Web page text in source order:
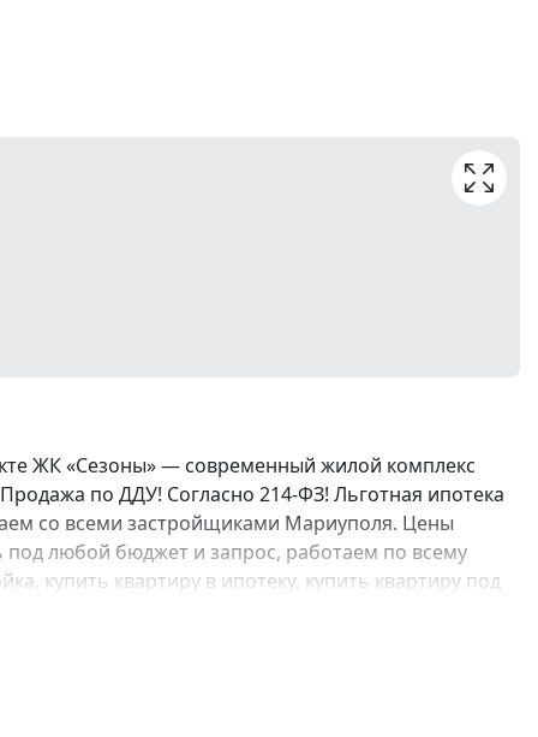
ЖК «Сезоны» — современный жилой комплекс
по ДДУ! Согласно 214-ФЗ! Льготная ипотека
со всеми застройщиками Мариуполя. Цены
любой бюджет и запрос, работаем по всему
купить квартиру в ипотеку, купить квартиру под